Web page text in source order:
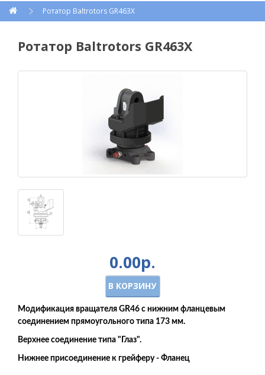
Ротатор Baltrotors GR463X
Ротатор Baltrotors GR463X
0.00р.
В КОРЗИНУ
Модификация вращателя GR46 с нижним фланцевым
соединением прямоугольного типа 173 мм.
Верхнее соединение типа "Глаз".
Нижнее присоединение к грейферу - Фланец